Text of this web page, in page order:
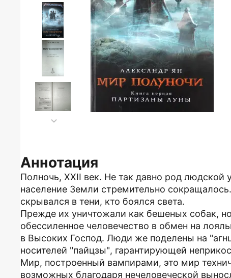
Аннотация
Полночь, XXII век. Не так давно род людской
население Земли стремительно
скрывался в тени, кто боялся света.
Прежде их уничтожали как бешеных собак,
обессиленное человечество в обмен на
в Высоких Господ. Люди же поделены на
носителей "пайцзы", гарантирующей
Мир, построенный вампирами, это мир
возможных благодаря нечеловеческой